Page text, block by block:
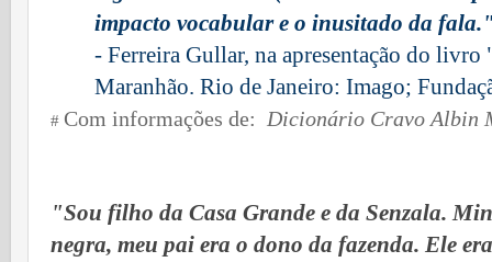
impacto vocabular e o inusitado da
- Ferreira Gullar, na apresentação do
Maranhão. Rio de Janeiro: Imago;
# Com informações de: Dicionário Cravo Albin
"Sou filho da Casa Grande e da Senzala.
negra, meu pai era o dono da fazenda. Ele